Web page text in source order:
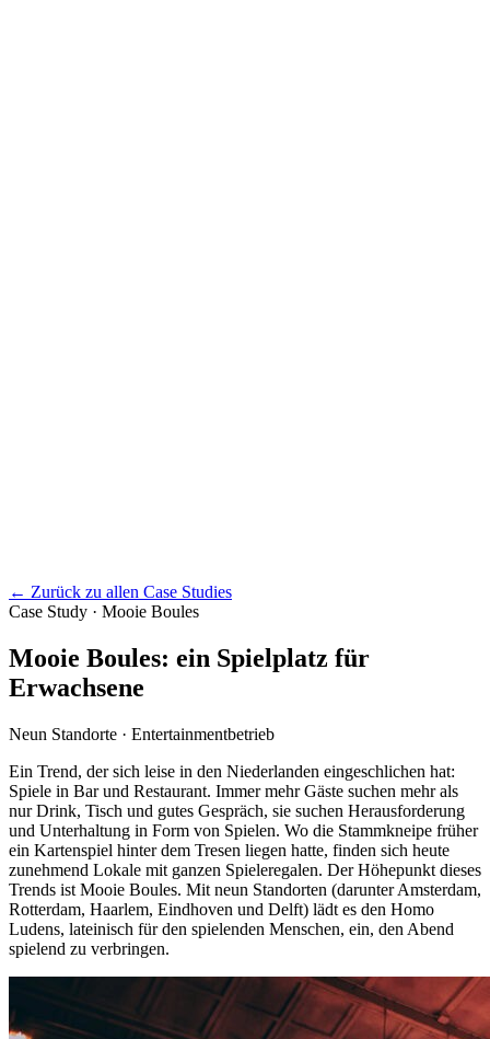
← Zurück zu allen Case Studies
Case Study · Mooie Boules
Mooie Boules: ein Spielplatz für
Erwachsene
Neun Standorte · Entertainmentbetrieb
Ein Trend, der sich leise in den Niederlanden eingeschlichen hat:
Spiele in Bar und Restaurant. Immer mehr Gäste suchen mehr als
nur Drink, Tisch und gutes Gespräch, sie suchen Herausforderung
und Unterhaltung in Form von Spielen. Wo die Stammkneipe früher
ein Kartenspiel hinter dem Tresen liegen hatte, finden sich heute
zunehmend Lokale mit ganzen Spieleregalen. Der Höhepunkt dieses
Trends ist Mooie Boules. Mit neun Standorten (darunter Amsterdam,
Rotterdam, Haarlem, Eindhoven und Delft) lädt es den Homo
Ludens, lateinisch für den spielenden Menschen, ein, den Abend
spielend zu verbringen.